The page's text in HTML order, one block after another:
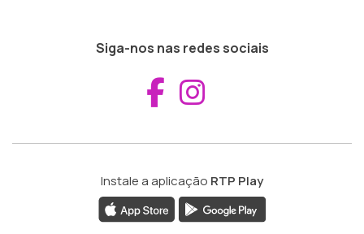
Siga-nos nas redes sociais
Aceder ao
Instale a aplicação RTP Play